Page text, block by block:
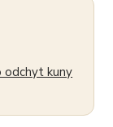
odchyt kuny